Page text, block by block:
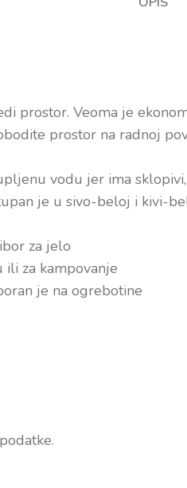
prostor. Veoma je
prostor na radnoj
vodu jer ima
je u sivo-beloj i kivi-
za jelo
ili za kampovanje
je na ogrebotine